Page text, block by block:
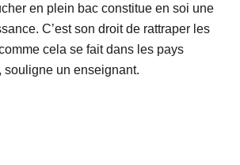
en plein bac constitue en soi une
C’est son droit de rattraper les
cela se fait dans les pays
souligne un enseignant.